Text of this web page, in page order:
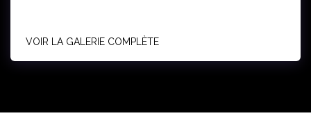
VOIR LA GALERIE COMPLÈTE